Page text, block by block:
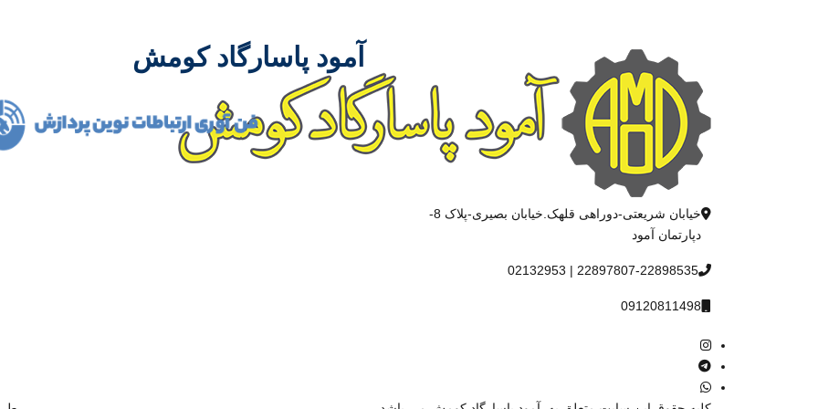
خیابان شریعتی-دوراهی قلهک.خیابان بصیری-پلاک 8-
دپارتمان آمود
22897807-22898535 | 02132953
09120811498
آمود پاسارگاد کومش